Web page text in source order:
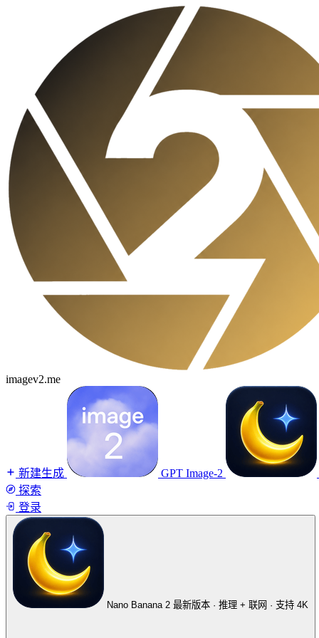
imagev2.me
新建生成
GPT Image-2
探索
登录
Nano Banana 2 最新版本 · 推理 + 联网 · 支持 4K